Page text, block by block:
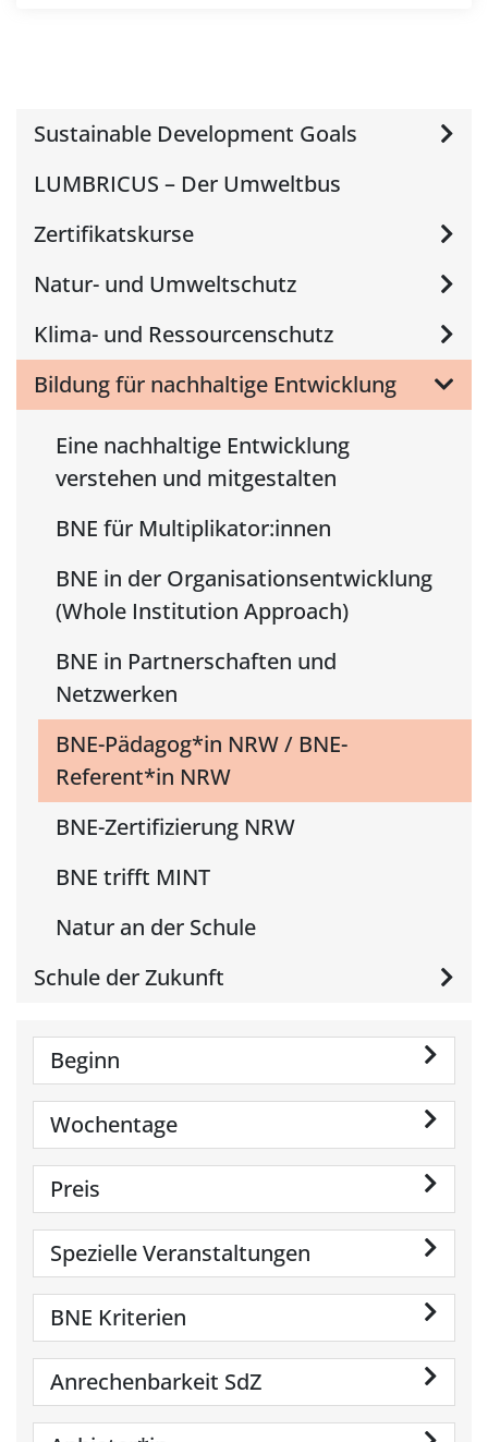
Sustainable Development Goals
LUMBRICUS – Der Umweltbus
Zertifikatskurse
Natur- und Umweltschutz
Klima- und Ressourcenschutz
Bildung für nachhaltige Entwicklung
Eine nachhaltige Entwicklung
verstehen und mitgestalten
BNE für Multiplikator:innen
BNE in der Organisationsentwicklung
(Whole Institution Approach)
BNE in Partnerschaften und
Netzwerken
BNE-Pädagog*in NRW / BNE-
Referent*in NRW
BNE-Zertifizierung NRW
BNE trifft MINT
Natur an der Schule
Schule der Zukunft
Beginn
Wochentage
Preis
Spezielle Veranstaltungen
BNE Kriterien
Anrechenbarkeit SdZ